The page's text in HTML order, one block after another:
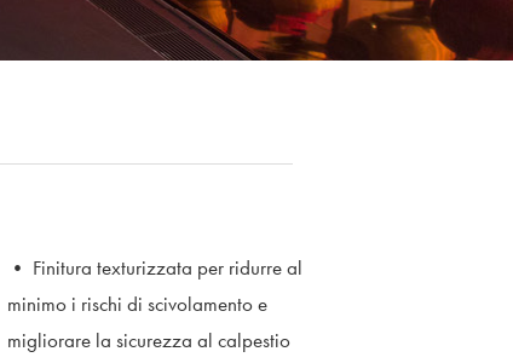
• Finitura texturizzata per ridurre al
minimo i rischi di scivolamento e
migliorare la sicurezza al calpestio